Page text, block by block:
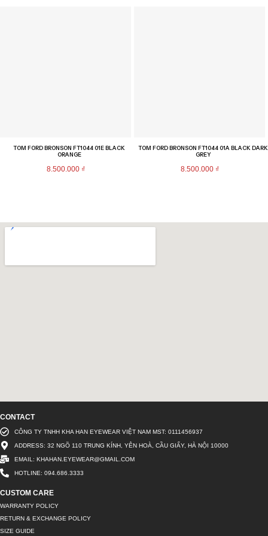
TOM FORD BRONSON FT1044 01E BLACK
ORANGE
8.500.000 ₫
TOM FORD BRONSON FT1044 01A BLACK DARK
GREY
8.500.000 ₫
CONTACT
CÔNG TY TNHH KHA HAN EYEWEAR VIỆT NAM MST: 0111456937
ADDRESS: 32 NGÕ 110 TRUNG KÍNH, YÊN HOÀ, CẦU GIẤY, HÀ NỘI 10000
EMAIL: KHAHAN.EYEWEAR@GMAIL.COM
HOTLINE: 094.686.3333
CUSTOM CARE
WARRANTY POLICY
RETURN & EXCHANGE POLICY
SIZE GUIDE